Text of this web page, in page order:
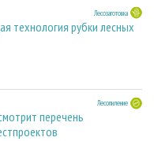
Лесозаготовка
технология рубки лесных
Лесопиление
перечень